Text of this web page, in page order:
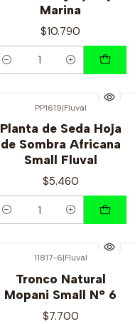
Marina
$10.790
Cantidad
PP1619|Fluval
Planta de Seda Hoja
de Sombra Africana
Small Fluval
$5.460
Cantidad
11817-6|Fluval
Tronco Natural
Mopani Small N° 6
$7.700